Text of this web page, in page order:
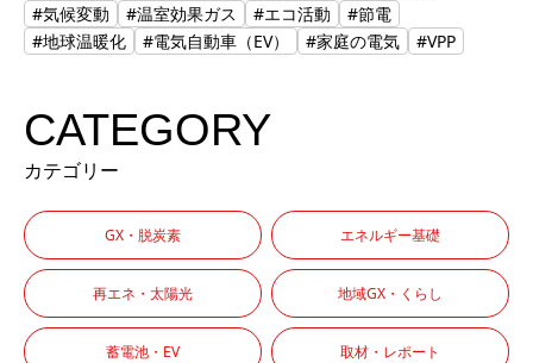
#気候変動
#温室効果ガス #エコ活動
#節電
#地球温暖化
#電気自動車（EV） #家庭の電気 #VPP
CATEGORY
カテゴリー
GX・脱炭素 エネルギー基礎
再エネ・太陽光 地域GX・くらし
蓄電池・EV 取材・レポート